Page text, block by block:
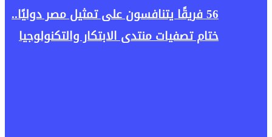
56 فريقًا يتنافسون على تمثيل مصر دوليًا..
ختام تصفيات منتدى الابتكار والتكنولوجيا